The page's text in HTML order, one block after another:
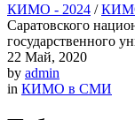
КИМО - 2024 /
Саратовского
государственного
22 Май, 2020
by admin
in КИМО в СМИ